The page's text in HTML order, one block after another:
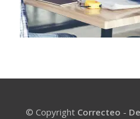
© Copyright Correcteo -